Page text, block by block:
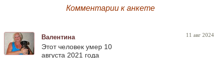
Комментарии к анкете
11 авг 2024
Валентина
Этот человек умер 10
августа 2021 года